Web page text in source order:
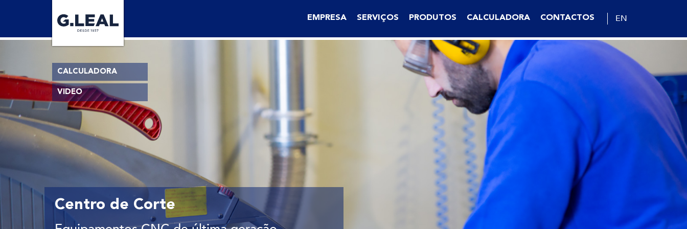
EMPRESA SERVIÇOS PRODUTOS CALCULADORA CONTACTOS EN
CALCULADORA
VIDEO
Confiança
Serviço ao Cliente
Centro de Corte